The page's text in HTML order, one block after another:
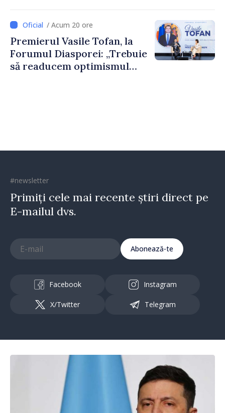
dumneavoastră pentru a
construi comunități mai
puternice”
/ Acum 20 ore
Premierul Vasile Tofan, la
Forumul Diasporei: „Trebuie
să readucem optimismul
#newsletter
Primiți cele mai recente știri direct pe
E-mailul dvs.
Abonează-te
Facebook Instagram
X/Twitter Telegram